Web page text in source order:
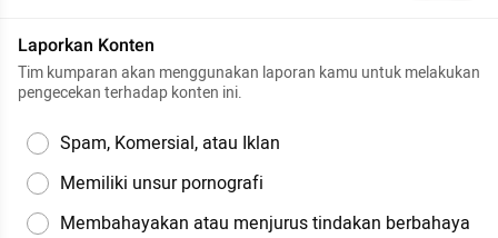
Laporkan Konten
Tim kumparan akan menggunakan laporan kamu untuk melakukan
pengecekan terhadap konten ini.
Spam, Komersial, atau Iklan
Memiliki unsur pornografi
Membahayakan atau menjurus tindakan berbahaya